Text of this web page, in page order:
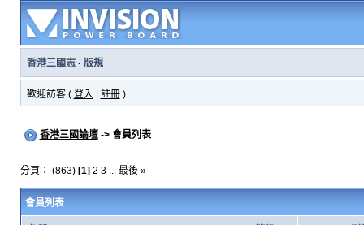
香港三國志· 版規
歡迎訪客 ( 登入 註冊)
香港三國論壇-> 會員列表
分頁： (863) [1] 2 3... 最後 »
會員列表